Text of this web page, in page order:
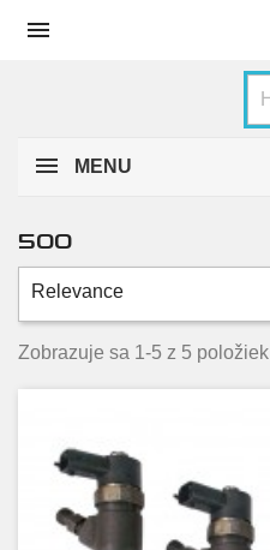

MENU
1.3 D Multijet 5
Nové
500
Relevance
Zobrazuje sa 1-5 z 5 položiek